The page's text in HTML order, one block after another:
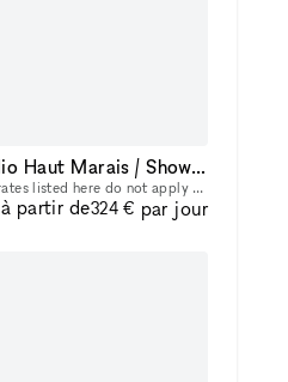
Atypical studio Haut Marais / Showroom / Shooting
Please note: The rates listed here do not apply during Fashion Week. Fashion Week pricing is higher and provided on request. To view a video of the space, click here: https://www.amy-gibson.com/studi
à partir de324 € par jour